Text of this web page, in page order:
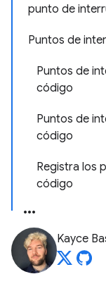
punto de
Puntos de
Puntos de
código
Puntos de
código
Registra los
código
Kayce